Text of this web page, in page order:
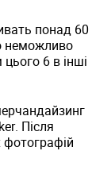
понад 60
неможливо
6 в інші
Після
фотографій